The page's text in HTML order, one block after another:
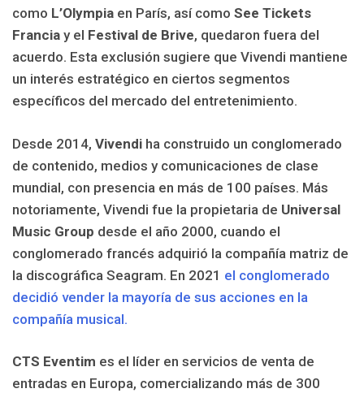
como L’Olympia en París, así como See Tickets
Francia y el Festival de Brive, quedaron fuera del
acuerdo. Esta exclusión sugiere que Vivendi mantiene
un interés estratégico en ciertos segmentos
específicos del mercado del entretenimiento.
Desde 2014, Vivendi ha construido un conglomerado
de contenido, medios y comunicaciones de clase
mundial, con presencia en más de 100 países. Más
notoriamente, Vivendi fue la propietaria de Universal
Music Group desde el año 2000, cuando el
conglomerado francés adquirió la compañía matriz de
la discográfica Seagram. En 2021 el conglomerado
decidió vender la mayoría de sus acciones en la
compañía musical.
CTS Eventim es el líder en servicios de venta de
entradas en Europa, comercializando más de 300